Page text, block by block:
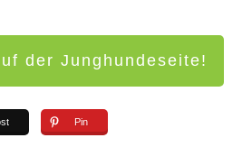
der Junghundeseite!
Pin